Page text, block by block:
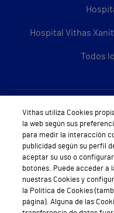
Hospital Vithas
Todos
Teléfono
Vithas utiliza Cookies
la web según sus
para medir la interacción
publicidad según su perfil
aceptar su uso o
botones. Puede acceder a
nuestras Cookies y
la Política de Cookies
página). Alguna de las